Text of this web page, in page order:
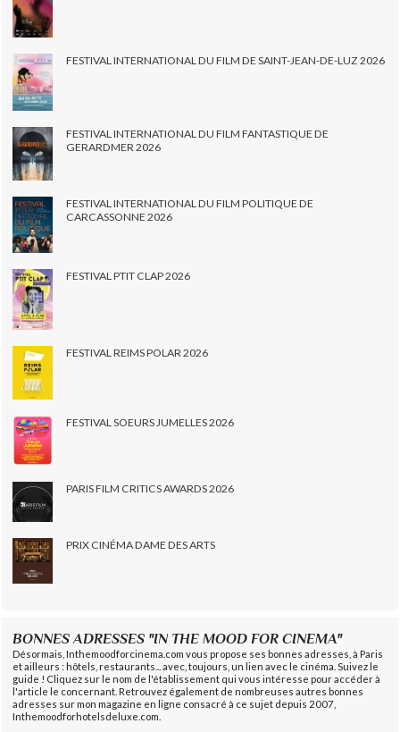
FESTIVAL INTERNATIONAL DU FILM DE SAINT-JEAN-DE-LUZ 2026
FESTIVAL INTERNATIONAL DU FILM FANTASTIQUE DE
GERARDMER 2026
FESTIVAL INTERNATIONAL DU FILM POLITIQUE DE
CARCASSONNE 2026
FESTIVAL PTIT CLAP 2026
FESTIVAL REIMS POLAR 2026
FESTIVAL SOEURS JUMELLES 2026
PARIS FILM CRITICS AWARDS 2026
PRIX CINÉMA DAME DES ARTS
BONNES ADRESSES "IN THE MOOD FOR CINEMA"
Désormais, Inthemoodforcinema.com vous propose ses bonnes adresses, à Paris
et ailleurs : hôtels, restaurants... avec, toujours, un lien avec le cinéma. Suivez le
guide ! Cliquez sur le nom de l'établissement qui vous intéresse pour accéder à
l'article le concernant. Retrouvez également de nombreuses autres bonnes
adresses sur mon magazine en ligne consacré à ce sujet depuis 2007,
Inthemoodforhotelsdeluxe.com.